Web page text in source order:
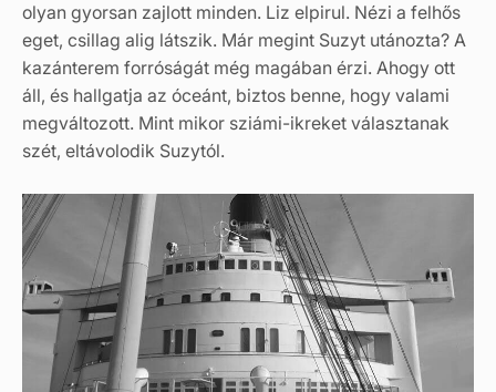
olyan gyorsan zajlott minden. Liz elpirul. Nézi a felhős
eget, csillag alig látszik. Már megint Suzyt utánozta? A
kazánterem forróságát még magában érzi. Ahogy ott
áll, és hallgatja az óceánt, biztos benne, hogy valami
megváltozott. Mint mikor sziámi-ikreket választanak
szét, eltávolodik Suzytól.